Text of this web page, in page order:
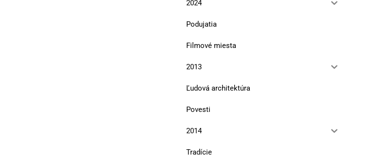
2024
Podujatia
Filmové miesta
2013
Ľudová architektúra
Povesti
2014
Tradície